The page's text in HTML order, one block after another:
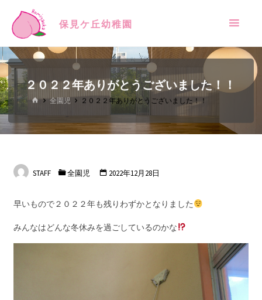
保見ケ丘幼稚園
２０２２年ありがとうございました！！
全園児 ２０２２年ありがとうございました！！
STAFF 全園児 2022年12月28日
早いもので２０２２年も残りわずかとなりました
みんなはどんな冬休みを過ごしているのかな